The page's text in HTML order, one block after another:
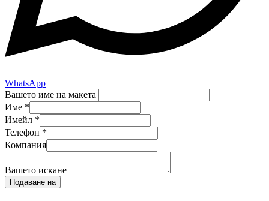
WhatsApp
Вашето име на макета
Име *
Имейл *
Телефон *
Компания
Вашето искане
Подаване на